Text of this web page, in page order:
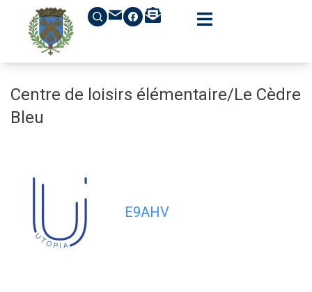
principal
Centre de loisirs élémentaire/Le Cèdre
Bleu
E9AHV